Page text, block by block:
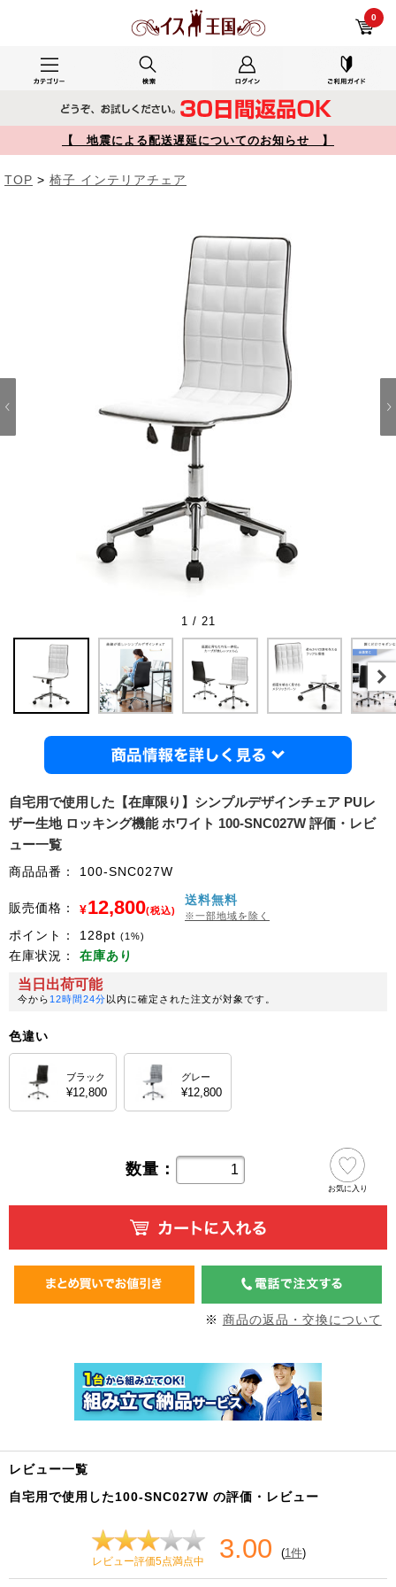
0
【 地震による配送遅延についてのお知らせ 】
TOP > 椅子 インテリアチェア
1 / 21
自宅用で使用した【在庫限り】シンプルデザインチェア PUレ
ザー生地 ロッキング機能 ホワイト 100-SNC027W 評価・レビ
ュー一覧
商品品番： 100-SNC027W
販売価格： ¥12,800(税込)
送料無料
※一部地域を除く
ポイント： 128pt (1%)
在庫状況： 在庫あり
当日出荷可能
今から 12時間24分以内に確定された注文が対象です。
色違い
ブラック
¥12,800
グレー
¥12,800
数量：
お気に入り
※ 商品の返品・交換について
レビュー一覧
自宅用で使用した100-SNC027W の評価・レビュー
レビュー評価5点満点中 3.00 (1件)